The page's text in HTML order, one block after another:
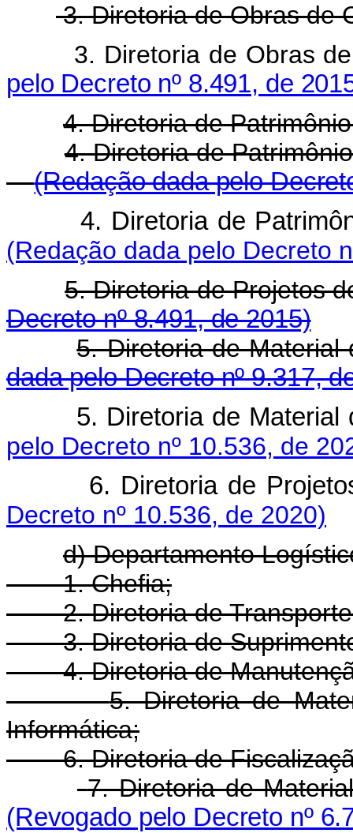
3. Diretoria de Obras de
3. Diretoria de Obras
pelo Decreto nº 8.491, de
4. Diretoria de
4. Diretoria de
(Redação dada pelo
4. Diretoria de
(Redação dada pelo Decreto
5. Diretoria de Projetos
Decreto nº 8.491, de 2015)
5. Diretoria de Material
dada pelo Decreto nº 9.317,
5. Diretoria de
pelo Decreto nº 10.536, de
6. Diretoria de
Decreto nº 10.536, de 2020)
d) Departamento
1. Chefia;
2. Diretoria de
3. Diretoria de
4. Diretoria de
5. Diretoria de
Informática;
6. Diretoria de
7. Diretoria de
(Revogado pelo Decreto nº